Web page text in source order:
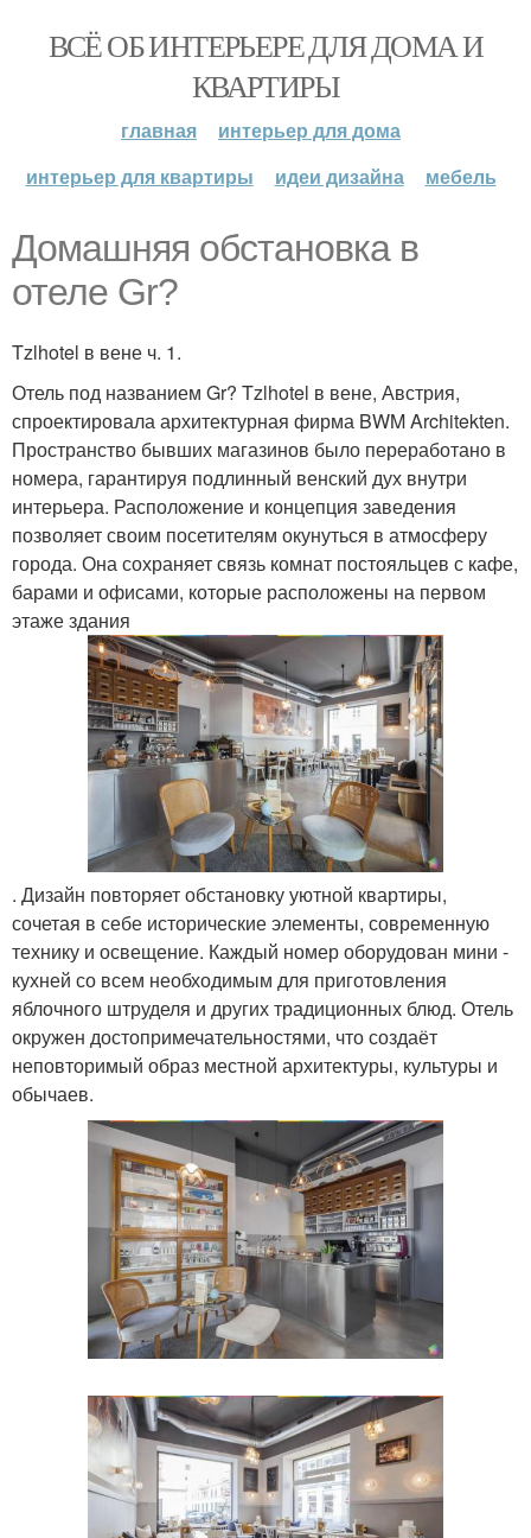
ВСЁ ОБ ИНТЕРЬЕРЕ ДЛЯ ДОМА И
КВАРТИРЫ
главная
интерьер для дома
интерьер для квартиры
идеи дизайна мебель
Домашняя обстановка в
отеле Gr?
Tzlhotel в вене ч. 1.
Отель под названием Gr? Tzlhotel в вене, Австрия,
спроектировала архитектурная фирма BWM Architekten.
Пространство бывших магазинов было переработано в
номера, гарантируя подлинный венский дух внутри
интерьера. Расположение и концепция заведения
позволяет своим посетителям окунуться в атмосферу
города. Она сохраняет связь комнат постояльцев с кафе,
барами и офисами, которые расположены на первом
этаже здания
. Дизайн повторяет обстановку уютной квартиры,
сочетая в себе исторические элементы, современную
технику и освещение. Каждый номер оборудован мини -
кухней со всем необходимым для приготовления
яблочного штруделя и других традиционных блюд. Отель
окружен достопримечательностями, что создаёт
неповторимый образ местной архитектуры, культуры и
обычаев.